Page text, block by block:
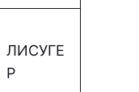
ЛИCУГE
P